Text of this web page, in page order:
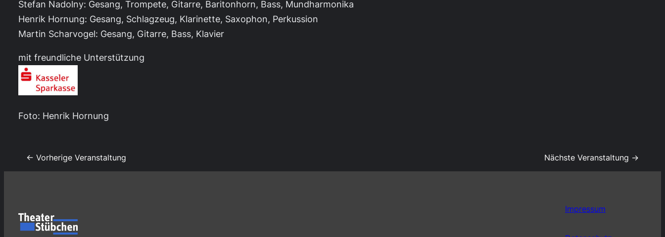
Stefan Nadolny: Gesang, Trompete, Gitarre, Baritonhorn, Bass, Mundharmonika
Henrik Hornung: Gesang, Schlagzeug, Klarinette, Saxophon, Perkussion
Martin Scharvogel: Gesang, Gitarre, Bass, Klavier
mit freundliche Unterstützung
Foto: Henrik Hornung
← Vorherige Veranstaltung Nächste Veranstaltung →
Impressum